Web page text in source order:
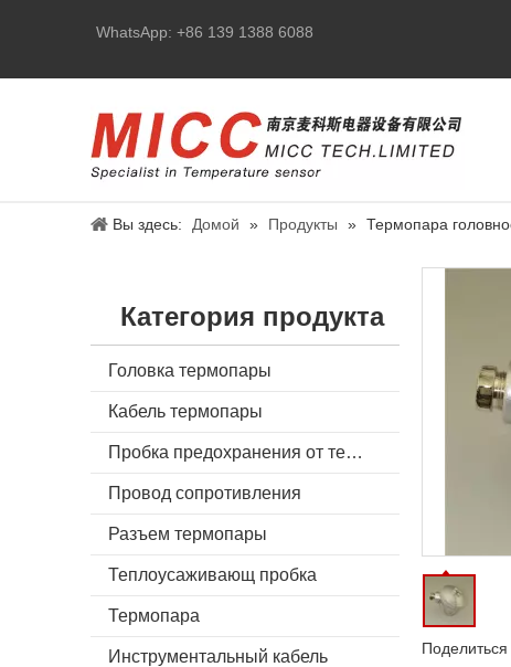
WhatsApp: +86 139 1388 6088
Вы здесь: Домой » Продукты » Термопара
Категория продукта
Головка термопары
Кабель термопары
Пробка предохранения от термопары
Провод сопротивления
Разъем термопары
Теплоусаживающ пробка
Термопара
Инструментальный кабель Поделиться